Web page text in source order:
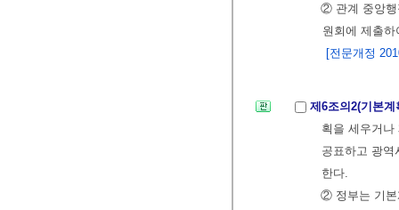
② 관계 중앙행
원회에 제출
[전문개정
제6조의2(기본
획을 세우거
공표하고 광역
한다.
② 정부는 기본